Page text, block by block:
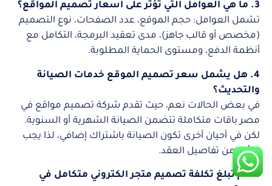
3. ما هي العوامل التي تؤثر على اسعار تصميم المواقع؟
تشمل العوامل: حجم الموقع، عدد الصفحات، نوع التصميم
(مخصص أو قالب جاهز)، مدى تعقيد البرمجة، التكامل مع
أنظمة الدفع، ومستوى الحماية المطلوبة.
4. هل يشمل سعر تصميم الموقع خدمات الصيانة
والتحديث؟
في بعض الحالات نعم، حيث تقدم شركة تصميم مواقع في
مصر باقات متكاملة تتضمن الصيانة الشهرية أو السنوية.
لكن في أحيان أخرى تكون الصيانة باشتراك إضافي، لذا يجب
التأكد من تفاصيل العقد.
5. كم تبلغ تكلفة تصميم متجر الكتروني متكامل في